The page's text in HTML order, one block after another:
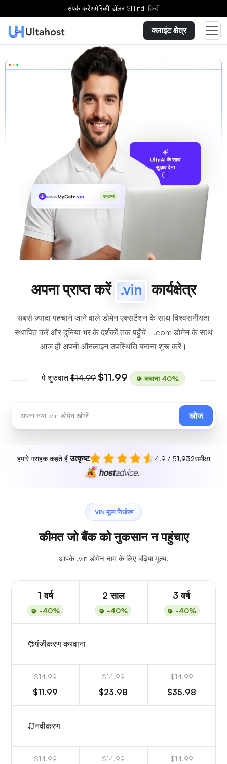
संपर्क करेंअमेरिकी डॉलर $Hindi हिन्दी
क्लाइंट क्षेत्र
UltaAI के साथ
सुझाव देना
wwwMyCafe.vin उपलब्ध!
अपना प्राप्त करें .vin कार्यक्षेत्र
सबसे ज़्यादा पहचाने जाने वाले डोमेन एक्सटेंशन के साथ विश्वसनीयता
स्थापित करें और दुनिया भर के दर्शकों तक पहुँचें। .com डोमेन के साथ
आज ही अपनी ऑनलाइन उपस्थिति बनाना शुरू करें।
पे शुरुवात$14.99 $11.99 बचाना 40%
खोज
हमारे ग्राहक कहते हैंउत्कृष्ट 4.9 / 51,932समीक्षा
.VIN मूल्य निर्धारण
कीमत जो बैंक को नुकसान न पहुंचाए
आपके .vin डोमेन नाम के लिए बढ़िया मूल्य.
1 वर्ष
-40%
2 साल
-40%
3 वर्ष
-40%
पंजीकरण करवाना
$14.99
$11.99
$14.99
$23.98
$14.99
$35.98
नवीकरण
$14.99 $14.99 $14.99